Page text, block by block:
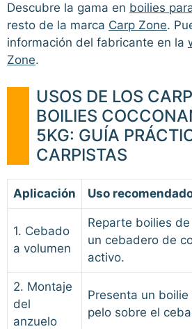
Descubre la gama en boilies
resto de la marca Carp Zone.
información del fabricante en la
Zone.
USOS DE LOS
BOILIES
5KG: GUÍA
CARPISTAS
Aplicación Uso
1. Cebado
a volumen
Reparte boilies
un cebadero de
activo.
2. Montaje
del
anzuelo
Presenta un
pelo sobre el